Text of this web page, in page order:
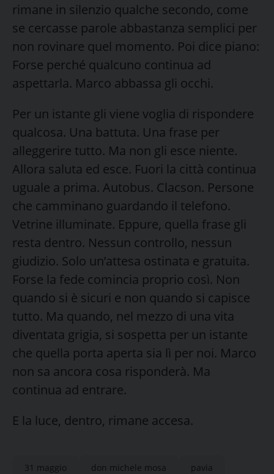
rimane in silenzio qualche secondo, come
se cercasse parole abbastanza semplici per
non rovinare quel momento. Poi dice piano:
Forse perché qualcuno continua ad
aspettarla. Marco abbassa gli occhi.
Per un istante gli viene voglia di rispondere
qualcosa. Una battuta. Una frase per
alleggerire tutto. Ma non gli esce niente.
Allora saluta ed esce. Fuori la città continua
uguale a prima. Autobus. Clacson. Persone
che camminano guardando il telefono.
Vetrine illuminate. Eppure, quella frase gli
resta dentro. Nessun controllo, nessun
giudizio. Solo un’attesa ostinata e gratuita.
Forse la fede comincia proprio così. Non
quando si è sicuri e non quando si capisce
tutto. Ma quando, nel mezzo di una vita
diventata grigia, si sospetta per un istante
che quella porta aperta sia lì per noi. Marco
non sa ancora cosa risponderà. Ma
continua ad entrare.
E la luce, dentro, rimane accesa.
31 maggio don michele mosa pavia